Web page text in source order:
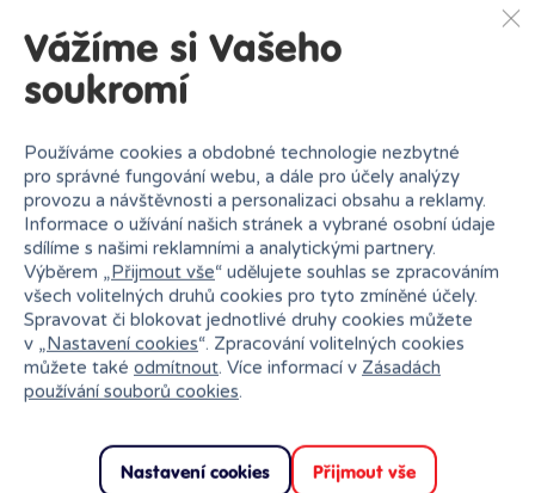
Vstupte do digitálního světa stavění
Malí stavitelé mohou přibližovat a otáčet
a intuitivní aplikaci LEGO® Builder.
Vážíme si Vašeho
soukromí
Používáme cookies a obdobné technologie nezbytné
pro správné fungování webu, a dále pro účely analýzy
provozu a návštěvnosti a personalizaci obsahu a reklamy.
Informace o užívání našich stránek a vybrané osobní údaje
sdílíme s našimi reklamními a analytickými partnery.
Výběrem „Přijmout vše“ udělujete souhlas se zpracováním
všech volitelných druhů cookies pro tyto zmíněné účely.
Spravovat či blokovat jednotlivé druhy cookies můžete
v „Nastavení cookies“. Zpracování volitelných cookies
můžete také odmítnout. Více informací v Zásadách
používání souborů cookies.
Nastavení cookies Přijmout vše